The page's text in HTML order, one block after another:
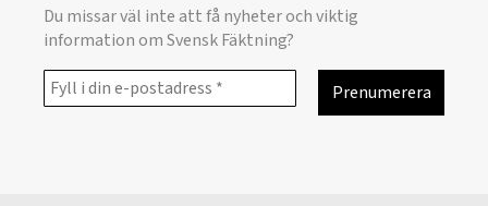
Du missar väl inte att få nyheter och viktig
information om Svensk Fäktning?